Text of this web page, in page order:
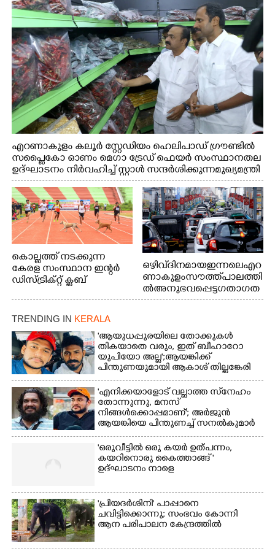
എറണാകുളം കലൂർ സ്റ്റേഡിയം ഹെലിപാഡ് ഗ്രൗണ്ടിൽ
സപ്ളൈകോ ഓണം മെഗാ ട്രേഡ് ഫെയർ സംസ്ഥാനതല
ഉദ്ഘാടനം നിർവഹിച്ച് സ്റ്റാൾ സന്ദർശിക്കുന്ന മുഖ്യമന്ത്രി
വി.ഡി. സതീശൻ. മന്ത്രി അനൂപ് ജേക്കബ് സമീപം
കൊല്ലത്ത് നടക്കുന്ന
കേരള സംസ്ഥാന ഇന്റർ
ഡിസ്ട്രിക്റ്റ് ക്ലബ്
20 ആൺകുട്ടികളുടെ 200
മത്സരത്തിനിടെ സിന്തറ്റിക്
ട്രാക്കിന് കുറുകെ ഓടുന്ന
നായകൾ.
ഒഴിവ് ദിനമായ ഇന്നലെ എറ
ണാകുളം സൗത്ത് പാലത്തി
ൽ അനുഭവപ്പെട്ട ഗതാഗത
ക്കുരുക്ക്
TRENDING IN KERALA
'ആയുധപ്പുരയിലെ തോക്കുകൾ
തികയാതെ വരും, ഇത് ബീഹാറോ
യുപിയോ അല്ല';ആയങ്കിക്ക്
പിന്തുണയുമായി ആകാശ് തില്ലങ്കേരി
'എനിക്കയാളോട് വല്ലാത്ത സ്‌നേഹം
തോന്നുന്നു, മനസ്
നിങ്ങൾക്കൊപ്പമാണ്'; അർജുൻ
ആയങ്കിയെ പിന്തുണച്ച് സനൽകുമാർ
'ഒരുവീട്ടിൽ ഒരു കയർ ഉത്പന്നം,
കയറിനൊരു കൈത്താങ്ങ് '
ഉദ്ഘാടനം നാളെ
'പ്രിയദർശിനി' പാപ്പാനെ
ചവിട്ടിക്കൊന്നു; സംഭവം കോന്നി
ആന പരിപാലന കേന്ദ്രത്തിൽ